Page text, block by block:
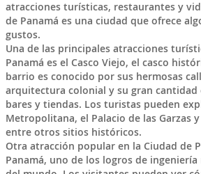
atracciones turísticas, restaurantes y
de Panamá es una ciudad que ofrece
gustos.
Una de las principales atracciones
Panamá es el Casco Viejo, el casco
barrio es conocido por sus hermosas
arquitectura colonial y su gran cantidad
bares y tiendas. Los turistas pueden
Metropolitana, el Palacio de las Garzas
entre otros sitios históricos.
Otra atracción popular en la Ciudad de
Panamá, uno de los logros de